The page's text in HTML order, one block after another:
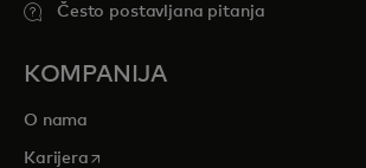
Često postavljana pitanja
KOMPANIJA
O nama
Karijeraopens in a new tab